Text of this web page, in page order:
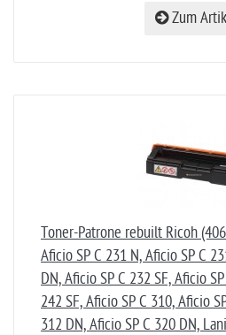
Zum
Toner-Patrone rebuilt Ricoh
Aficio SP C 231 N, Aficio SP C
DN, Aficio SP C 232 SF, Aficio
242 SF, Aficio SP C 310, Aficio
312 DN, Aficio SP C 320 DN,